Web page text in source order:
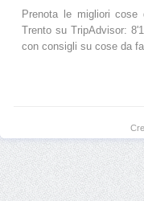
Prenota le migliori
Trento su TripAdvisor:
con consigli su cose da